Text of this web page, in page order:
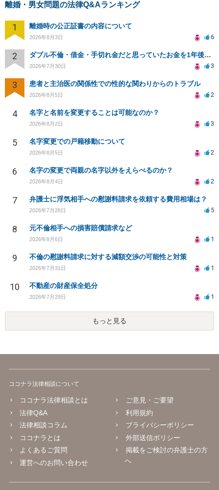
離婚・男女問題の法律Q&Aランキング
1 離婚時の公正証書の内容について
2026年8月3日 6
2 ダブル不倫・借金・手切れ金だと思っていたお金を1年後いまさら脅迫罪として通知書が来てまとめて請求
2026年7月30日 3
3 患者と主治医の関係性での性的な関わりからのトラブル
2026年8月5日 2
4 名字と名前を変更することは可能なのか？
2026年8月2日 3
5 名字変更での戸籍移動について
2026年8月5日 2
6 名字の変更で両親の名字以外をえらべるのか？
2026年8月4日 2
7 弁護士に浮気相手への慰謝料請求を依頼する費用相場は？
2026年7月28日 5
8 元不倫相手への損害賠償請求など
2026年8月6日 1
9 不倫の慰謝料請求に対する減額交渉の可能性と対策
2026年7月31日 1
10 不動産の財産保全処分
2026年7月29日 1
もっと見る
ココナラ法律相談について
ココナラ法律相談とは
法律Q&A
法律相談コラム
ココナラとは
よくあるご質問
運営へのお問い合わせ
ご意見・ご要望
利用規約
プライバシーポリシー
外部送信ポリシー
掲載をご検討の弁護士の方
へ